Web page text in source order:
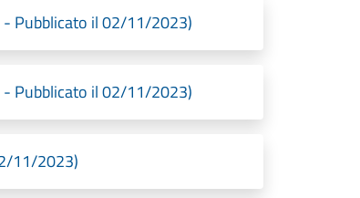
- Pubblicato il 02/11/2023)
- Pubblicato il 02/11/2023)
11/2023)